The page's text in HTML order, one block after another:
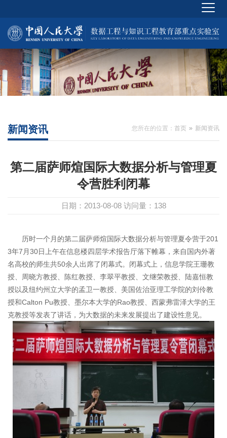
您所在的位置： 首页 新闻资讯
新闻资讯
第二届萨师煊国际大数据分析与管理夏
令营胜利闭幕
日期：2013-08-08 访问量： 138
历时一个月的第二届萨师煊国际大数据分析与管理夏令营于201
3年7月30日上午在信息楼四层学术报告厅落下帷幕，来自国内外著
名高校的师生共50余人出席了闭幕式。闭幕式上，信息学院王珊教
授、周晓方教授、陈红教授、李翠平教授、文继荣教授、陆嘉恒教
授以及纽约州立大学的孟卫一教授、美国佐治亚理工学院的刘伶教
授和Calton Pu教授、墨尔本大学的Rao教授、西蒙弗雷泽大学的王
克教授等发表了讲话，为大数据的未来发展提出了建设性意见。